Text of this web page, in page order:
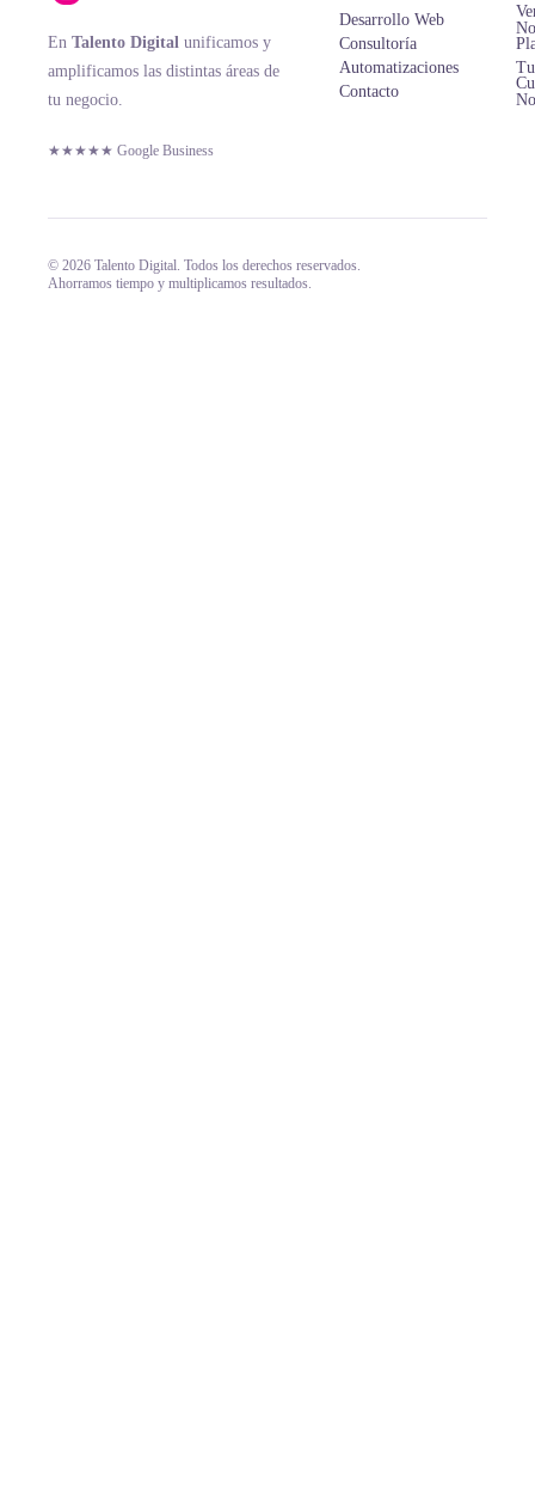
En Talento Digital unificamos y
amplificamos las distintas áreas de
tu negocio.
★★★★★ Google Business
Desarrollo Web
Consultoría
Automatizaciones
Contacto
© 2026 Talento Digital. Todos los derechos reservados.
Ahorramos tiempo y multiplicamos resultados.